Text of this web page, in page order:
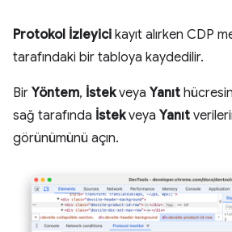
Protokol İzleyici kayıt alırken CDP
tarafındaki bir tabloya kaydedilir.
Bir Yöntem, İstekveya Yanıt
sağ tarafında İstekveya Yanıt
görünümünü açın.